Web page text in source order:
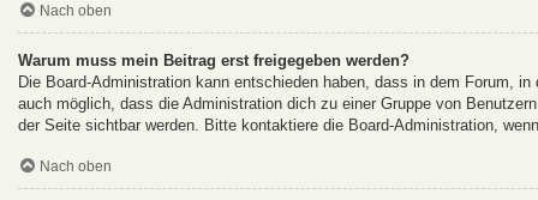
Nach oben
Warum muss mein Beitrag erst freigegeben werden?
Die Board-Administration kann entschieden haben, dass in dem Forum,
auch möglich, dass die Administration dich zu einer Gruppe von
der Seite sichtbar werden. Bitte kontaktiere die Board-Administration,
Nach oben